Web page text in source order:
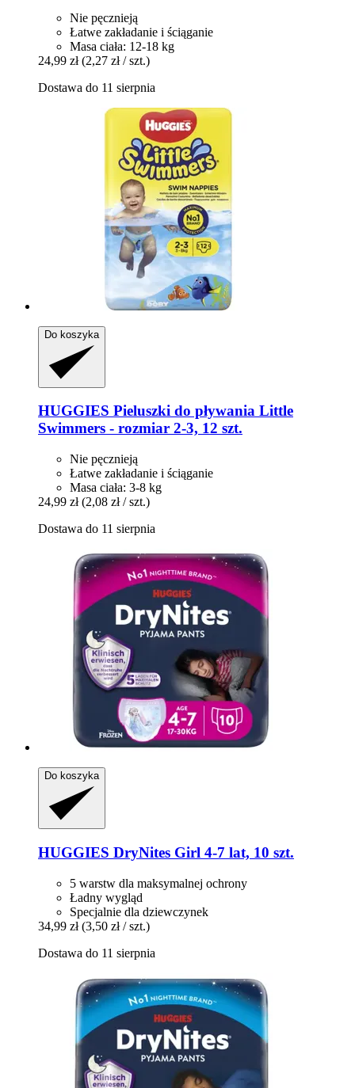
Nie pęcznieją
Łatwe zakładanie i ściąganie
Masa ciała: 12-18 kg
24,99 zł (2,27 zł / szt.)
Dostawa do 11 sierpnia
Do koszyka
HUGGIES Pieluszki do pływania Little
Swimmers -​ rozmiar 2-​3, 12 szt.
Nie pęcznieją
Łatwe zakładanie i ściąganie
Masa ciała: 3-8 kg
24,99 zł (2,08 zł / szt.)
Dostawa do 11 sierpnia
Do koszyka
HUGGIES DryNites Girl 4-​7 lat, 10 szt.
5 warstw dla maksymalnej ochrony
Ładny wygląd
Specjalnie dla dziewczynek
34,99 zł (3,50 zł / szt.)
Dostawa do 11 sierpnia